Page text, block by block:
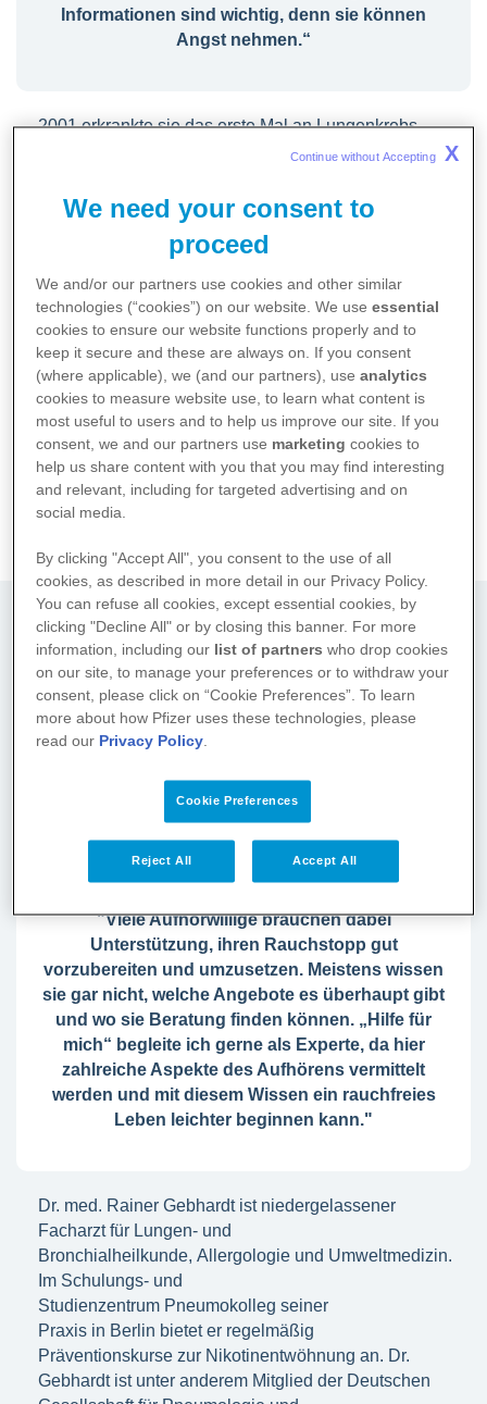
Informationen sind wichtig, denn sie können
Angst nehmen.“
2001 erkrankte sie das erste Mal an Lungenkrebs,
ein weiteres Mal anderthalb Jahre später. Motiviert
setzte sie sich danach für die Förderung der
Selbsthilfe ein. Sie war Gründungsmitglied und
Vorstand des Bundesverbandes Selbsthilfe
Lungenkrebs e.V. und Vorstand von Selbsthilfe
Lungenkrebs Berlin e.V. Zudem engagierte sie sich
in medizinischen Gremien (Steuerungsgruppe S3-
Leitlinie Lungenkarzinom, Zertifizierungskommission
der Lungenkrebszentren). Für ihr großes
Engagement in der Selbsthilfe wurde sie 2017 mit
dem Bundesverdienstkreuz ausgezeichnet. Sie
verstarb im September 2023.
Bundesverband Selbsthilfe Lungenkrebs e.V.
Dr. med. Rainer Gebhardt
Niedergelassender Facharzt, Berlin
"Viele Aufhörwillige brauchen dabei
Unterstützung, ihren Rauchstopp gut
vorzubereiten und umzusetzen. Meistens wissen
sie gar nicht, welche Angebote es überhaupt gibt
und wo sie Beratung finden können. „Hilfe für
mich“ begleite ich gerne als Experte, da hier
zahlreiche Aspekte des Aufhörens vermittelt
werden und mit diesem Wissen ein rauchfreies
Leben leichter beginnen kann."
Dr. med. Rainer Gebhardt ist niedergelassener
Facharzt für Lungen- und
Bronchialheilkunde, Allergologie und Umweltmedizin.
Im Schulungs- und
Studienzentrum Pneumokolleg seiner
Praxis in Berlin bietet er regelmäßig
Präventionskurse zur Nikotinentwöhnung an. Dr.
Gebhardt ist unter anderem Mitglied der Deutschen
We need your consent to
proceed
We and/or our partners use cookies and other similar
technologies (“cookies”) on our website. We useessential
cookies to ensure our website functions properly and to
keep it secure and these are always on. If you consent
(where applicable), we (and our partners), useanalytics
cookies to measure website use, to learn what content is
most useful to users and to help us improve our site. If you
consent, we and our partners use marketing cookies to
help us share content with you that you may find interesting
and relevant, including for targeted advertising and on
social media.
By clicking "Accept All", you consent to the use of all
cookies, as described in more detail in our Privacy Policy.
You can refuse all cookies, except essential cookies, by
clicking "Decline All" or by closing this banner. For more
information, including our list of partners who drop cookies
on our site, to manage your preferences or to withdraw your
consent, please click on “Cookie Preferences”. To learn
more about how Pfizer uses these technologies, please
read our Privacy Policy.
Cookie Preferences
Reject All Accept All
Continue without Accepting X